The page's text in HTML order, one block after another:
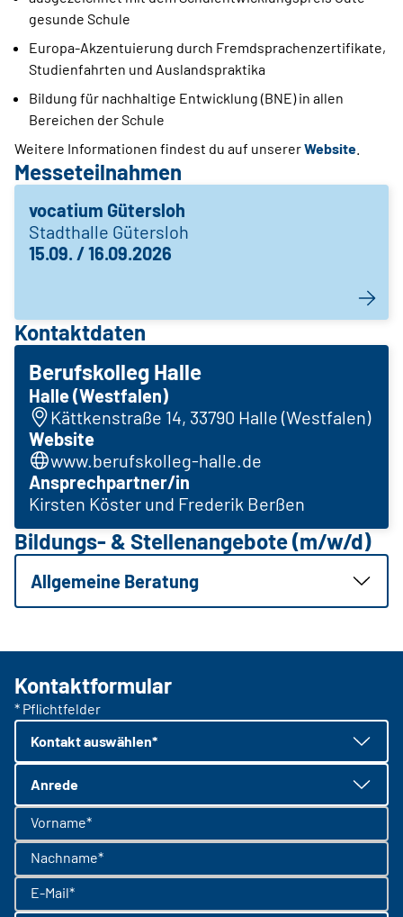
gesunde Schule
Europa-Akzentuierung durch Fremdsprachenzertifikate,
Studienfahrten und Auslandspraktika
Bildung für nachhaltige Entwicklung (BNE) in allen
Bereichen der Schule
Weitere Informationen findest du auf unsererWebsite
Messeteilnahmen
vocatium Gütersloh
Stadthalle Gütersloh
15.09. / 16.09.2026
Kontaktdaten
Berufskolleg Halle
Halle (Westfalen)
Kättkenstraße 14, 33790 Halle (Westfalen)
Website
www.berufskolleg-halle.de
Ansprechpartner/in
Kirsten Köster und Frederik Berßen
Bildungs- & Stellenangebote (m/w/d)
Allgemeine Beratung
Kontaktformular
* Pflichtfelder
Kontakt auswählen*
Anrede
Vorname*
Nachname*
E-Mail*